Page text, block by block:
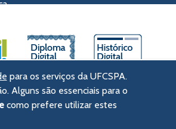
para os serviços da UFCSPA.
Alguns são essenciais para o
como prefere utilizar estes